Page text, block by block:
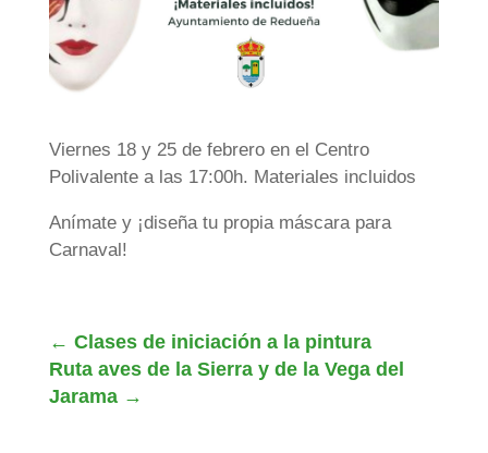
Viernes 18 y 25 de febrero en el Centro
Polivalente a las 17:00h. Materiales incluidos
Anímate y ¡diseña tu propia máscara para
Carnaval!
← Clases de iniciación a la pintura
Ruta aves de la Sierra y de la Vega del
Jarama→